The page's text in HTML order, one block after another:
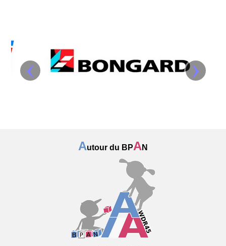
‹ ›
Autour du BPAN